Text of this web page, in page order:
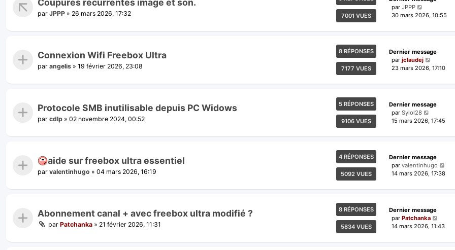
Coupures récurrentes image et son.
par JPPP » 26 mars 2026, 17:32 7001 VUES
par JPPP
30 mars 2026, 10:55
Connexion Wifi Freebox Ultra
par angelis » 19 février 2026, 23:08
8 RÉPONSES
7177 VUES
Dernier message
par jclaudej
23 mars 2026, 17:10
Protocole SMB inutilisable depuis PC Widows
par cdlp » 02 novembre 2024, 00:52
5 RÉPONSES
9106 VUES
Dernier message
par Sylol28
15 mars 2026, 17:45
aide sur freebox ultra essentiel
par valentinhugo » 04 mars 2026, 16:19
4 RÉPONSES
5092 VUES
Dernier message
par valentinhugo
14 mars 2026, 17:38
Abonnement canal + avec freebox ultra modifié ?
par Patchanka » 21 février 2026, 11:31
8 RÉPONSES
5834 VUES
Dernier message
par Patchanka
14 mars 2026, 11:43